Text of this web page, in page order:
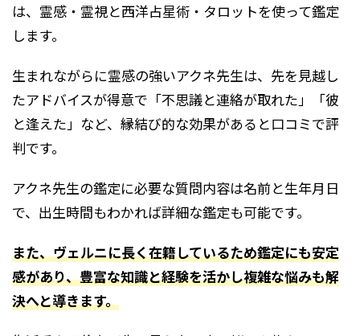
は、霊感・霊視と西洋占星術・タロットを使って鑑定
します。
生まれながらに霊感の強いアクネ先生は、先を見越し
たアドバイスが得意で「不思議と連絡が取れた」「彼
と逢えた」など、縁結び的な効果があると口コミで評
判です。
アクネ先生の鑑定に必要な質問内容は名前と生年月日
で、出生時間もわかれば詳細な鑑定も可能です。
また、ヴェルニに長く在籍しているため鑑定にも安定
感があり、豊富な知識と経験を活かし複雑な悩みも解
決へと導きます。